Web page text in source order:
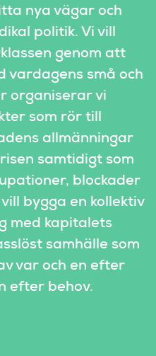
nya vägar och
politik. Vi vill
genom att
vardagens små och
organiserar vi
som rör till
allmänningar
samtidigt som
blockader
bygga en kollektiv
med kapitalets
samhälle som
var och en efter
efter behov.